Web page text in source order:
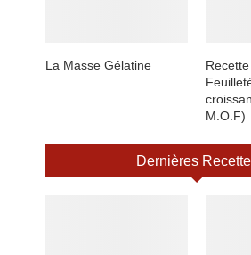
La Masse Gélatine
M.O.F)
Dernières